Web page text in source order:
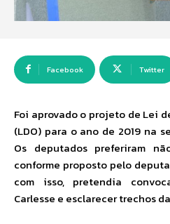
Facebook Twitter
Foi aprovado o projeto de Lei
(LDO) para o ano de 2019 na
Os deputados preferiram
conforme proposto pelo
com isso, pretendia
Carlesse e esclarecer trechos